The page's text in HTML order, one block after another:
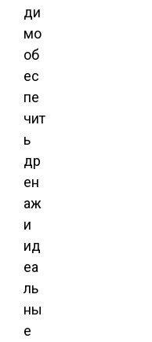
ди
мо
об
ес
пе
чит
ь
др
ен
аж
и
ид
еа
ль
ны
е